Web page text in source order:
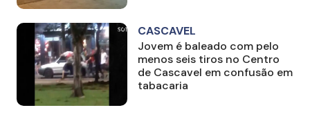
CASCAVEL
Jovem é baleado com pelo
menos seis tiros no Centro
de Cascavel em confusão em
tabacaria